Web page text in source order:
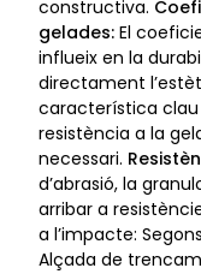
constructiva.
gelades: El
influeix en la
directament
característica clau
resistència a la
necessari.
d’abrasió, la
arribar a
a l’impacte:
Alçada de